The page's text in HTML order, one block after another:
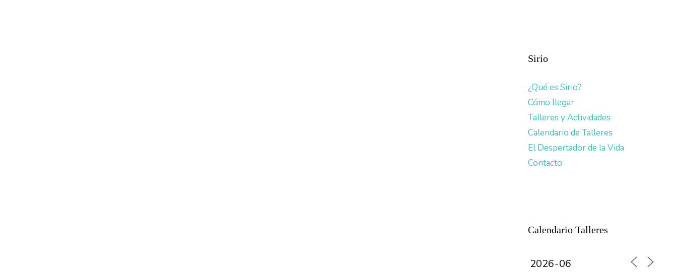
Sirio
¿Qué es Sirio?
Cómo llegar
Talleres y Actividades
Calendario de Talleres
El Despertador de la Vida
Contacto
Calendario Talleres